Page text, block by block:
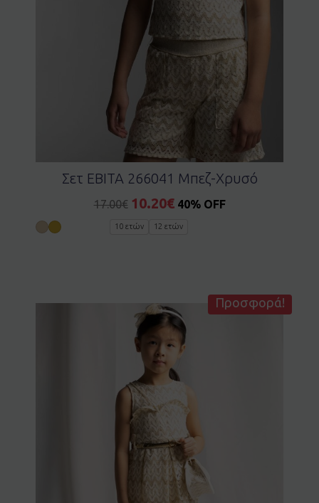
Σετ EBITA 266041 Μπεζ-Χρυσό
17.00€ 10.20€ 40% OFF
10 ετών 12 ετών
Προσφορά!